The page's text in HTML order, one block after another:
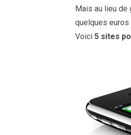
Mais au lieu de
quelques euros
Voici 5 sites